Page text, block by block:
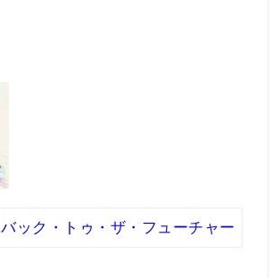
バック・トゥ・ザ・フューチャー